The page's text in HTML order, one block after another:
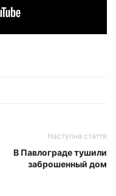
Наступна стаття
В Павлограде тушили
заброшенный дом